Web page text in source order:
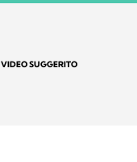
VIDEO SUGGERITO